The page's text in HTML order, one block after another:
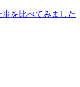
を比べてみました